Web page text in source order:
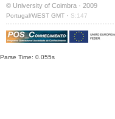
© University of Coimbra · 2009
Portugal/WEST GMT · S:147
Parse Time: 0.055s